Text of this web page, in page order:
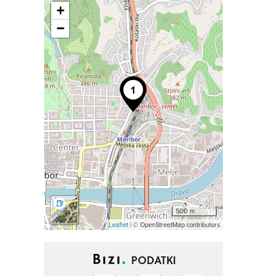
+
−
500 m
Leaflet| © OpenStreetMap contributors
PODATKI